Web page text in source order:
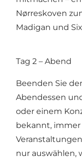
Nørreskoven
Madigan und
Tag 2 – Abend
Beenden Sie
Abendessen
oder einem
bekannt,
nur auswählen,